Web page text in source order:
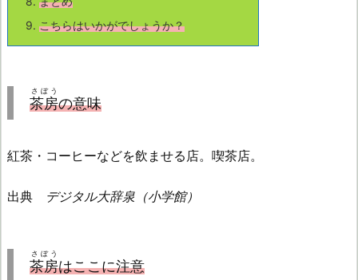
9. こちらはいかがでしょうか？
茶房
さぼう
の意味
紅茶・コーヒーなどを飲ませる店。喫茶店。
出典 デジタル大辞泉（小学館）
茶房
さぼう
はここに注意